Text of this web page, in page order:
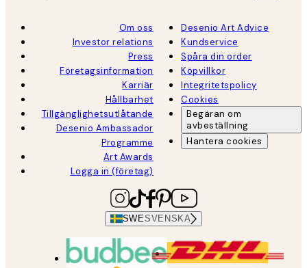
Om oss
Investor relations
Press
Företagsinformation
Karriär
Hållbarhet
Tillgänglighetsutlåtande
Desenio Ambassador
Programme
Art Awards
Logga in (företag)
Desenio Art Advice
Kundservice
Spåra din order
Köpvillkor
Integritetspolicy
Cookies
Begäran om
avbeställning
Hantera cookies
SWESVENSKA